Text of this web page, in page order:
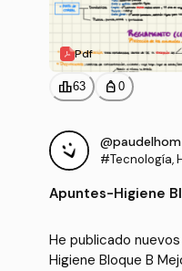
Pdf
leaderboard63 personal_bag 0
@paudelhom
#Tecnología,
Apuntes-Higiene
He publicado
Higiene Bloque B